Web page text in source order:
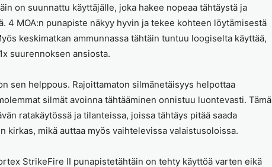
on suunnattu käyttäjälle, joka hakee nopeaa tähtäystä ja
4 MOA:n punapiste näkyy hyvin ja tekee kohteen löytämisestä
keskimatkan ammunnassa tähtäin tuntuu loogiselta käyttää,
suurennoksen ansiosta.
sen helppous. Rajoittamaton silmänetäisyys helpottaa
silmät avoinna tähtääminen onnistuu luontevasti. Tämä
ratakäytössä ja tilanteissa, joissa tähtäys pitää saada
kirkas, mikä auttaa myös vaihtelevissa valaistusoloissa.
StrikeFire II punapistetähtäin on tehty käyttöä varten eikä